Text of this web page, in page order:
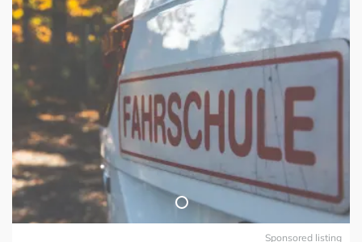
Sponsored listing